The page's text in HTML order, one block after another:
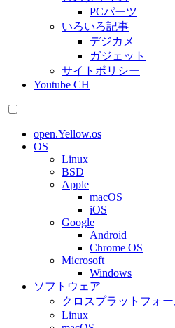
PCパーツ
いろいろ記事
デジカメ
ガジェット
サイトポリシー
Youtube CH
open.Yellow.os
OS
Linux
BSD
Apple
macOS
iOS
Google
Android
Chrome OS
Microsoft
Windows
ソフトウェア
クロスプラットフォー
Linux